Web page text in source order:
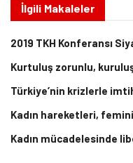
İlgili Makaleler
2019 TKH Konferansı
Kurtuluş zorunlu,
Türkiye’nin krizlerle
Kadın hareketleri,
Kadın mücadelesinde